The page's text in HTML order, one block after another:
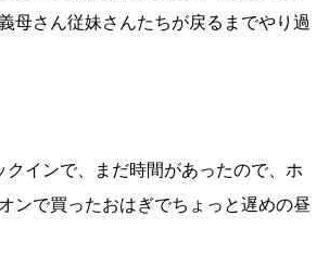
母さん従妹さんたちが戻るまでやり過
クインで、まだ時間があったので、ホ
ンで買ったおはぎでちょっと遅めの昼